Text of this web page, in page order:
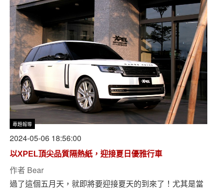
專題報導
2024-05-06 18:56:00
以XPEL頂尖品質隔熱紙，迎接夏日優雅行車
作者 Bear
過了這個五月天，就即將要迎接夏天的到來了！尤其是當